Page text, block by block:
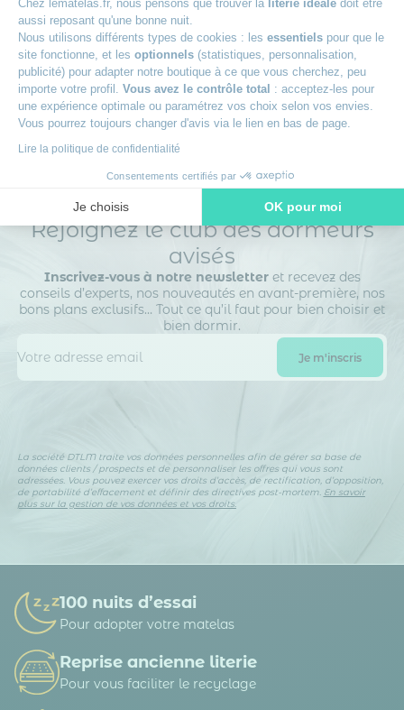
Chez lematelas.fr, nous pensons que trouver la literie idéale doit être
aussi reposant qu'une bonne nuit.
Nous utilisons différents types de cookies : les essentiels pour que le
site fonctionne, et les optionnels (statistiques, personnalisation,
publicité) pour adapter notre boutique à ce que vous cherchez, peu
importe votre profil. Vous avez le contrôle total : acceptez-les pour
une expérience optimale ou paramétrez vos choix selon vos envies.
Vous pourrez toujours changer d'avis via le lien en bas de page.
Lire la politique de confidentialité
Consentements certifiés par
Je choisis OK pour moi
Axeptio consent
Plateforme de Gestion du Consentement : Personnalisez vos
Notre plateforme vous permet d'adapter et de gérer vos
Livraison à domicile ou en point relais +
Des experts à votre écoute +
Rejoignez le club des dormeurs
avisés
Inscrivez-vous à notre newsletteret recevez des
conseils d’experts, nos nouveautés en avant-première, nos
bons plans exclusifs… Tout ce qu’il faut pour bien choisir et
bien dormir.
La société DTLM traite vos données personnelles afin de gérer sa base de
données clients / prospects et de personnaliser les offres qui vous sont
adressées. Vous pouvez exercer vos droits d’accès, de rectification, d’opposition,
de portabilité d’effacement et définir des directives post-mortem. En savoir
plus sur la gestion de vos données et vos droits.
100 nuits d’essai
Pour adopter votre matelas
Reprise ancienne literie
Pour vous faciliter le recyclage